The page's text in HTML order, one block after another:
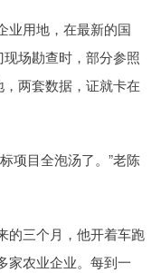
业用地，在最新的国
场勘查时，部分参照
，两套数据，证就卡在
项目全泡汤了。”老陈
的三个月，他开着车跑
家农业企业。每到一